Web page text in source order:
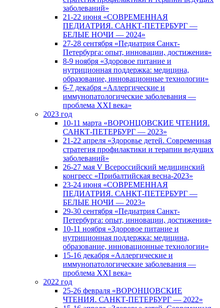
заболеваний»
21-22 июня «СОВРЕМЕННАЯ
ПЕДИАТРИЯ. САНКТ-ПЕТЕРБУРГ —
БЕЛЫЕ НОЧИ — 2024»
27-28 сентября «Педиатрия Санкт-
Петербурга: опыт, инновации, достижения»
8-9 ноября «Здоровое питание и
нутриционная поддержка: медицина,
образование, инновационные технологии»
6-7 декабря «Аллергические и
иммунопатологические заболевания —
проблема XXI века»
2023 год
10-11 марта «ВОРОНЦОВСКИЕ ЧТЕНИЯ.
САНКТ-ПЕТЕРБУРГ — 2023»
21-22 апреля «Здоровье детей. Современная
стратегия профилактики и терапии ведущих
заболеваний»
26-27 мая V Всероссийский медицинский
конгресс «Прибалтийская весна-2023»
23-24 июня «СОВРЕМЕННАЯ
ПЕДИАТРИЯ. САНКТ-ПЕТЕРБУРГ —
БЕЛЫЕ НОЧИ — 2023»
29-30 сентября «Педиатрия Санкт-
Петербурга: опыт, инновации, достижения»
10-11 ноября «Здоровое питание и
нутриционная поддержка: медицина,
образование, инновационные технологии»
15-16 декабря «Аллергические и
иммунопатологические заболевания —
проблема XXI века»
2022 год
25-26 февраля «ВОРОНЦОВСКИЕ
ЧТЕНИЯ. САНКТ-ПЕТЕРБУРГ — 2022»